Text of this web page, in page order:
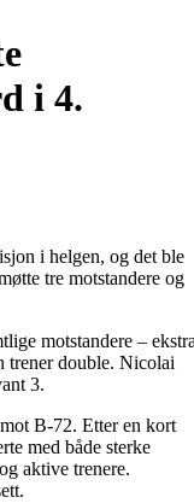
i 4.
i helgen, og det ble
tre motstandere og
motstandere –
trener double. Nicolai
3.
B-72. Etter en kort
med både sterke
aktive trenere.